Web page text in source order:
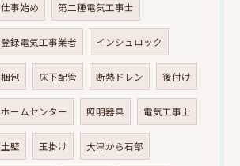
仕事始め 第二種電気工事士
登録電気工事業者 インシュロック
梱包 床下配管 断熱ドレン 後付け
ホームセンター 照明器具 電気工事士
土壁 玉掛け 大津から石部